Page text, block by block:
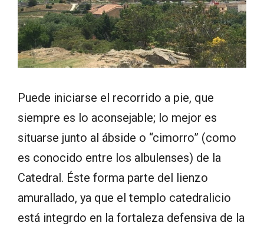
Puede iniciarse el recorrido a pie, que
siempre es lo aconsejable; lo mejor es
situarse junto al ábside o “cimorro” (como
es conocido entre los albulenses) de la
Catedral. Éste forma parte del lienzo
amurallado, ya que el templo catedralicio
está integrdo en la fortaleza defensiva de la